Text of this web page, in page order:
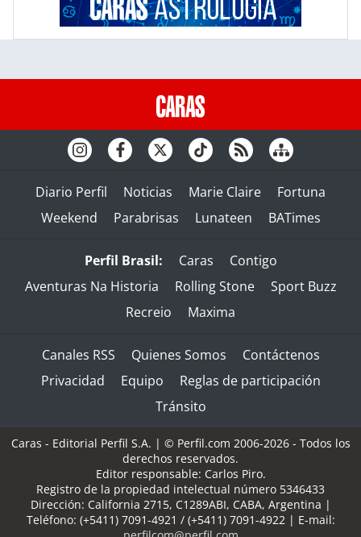
Diario Perfil Noticias Marie Claire
Fortuna
Weekend
Parabrisas Lunateen BATimes
Perfil Brasil: Caras
Contigo
Aventuras Na Historia
Rolling Stone
Sport Buzz
Recreio
Maxima
Canales RSS Quienes Somos
Contáctenos
Privacidad
Equipo
Reglas de participación
Tránsito
Caras - Editorial Perfil S.A. | © Perfil.com 2006-2026 - Todos los
derechos reservados.
Editor responsable: Carlos Piro.
Registro de la propiedad intelectual número 5346433
Dirección: California 2715, C1289ABI, CABA, Argentina |
Teléfono: (+5411) 7091-4921 / (+5411) 7091-4922 | E-mail: